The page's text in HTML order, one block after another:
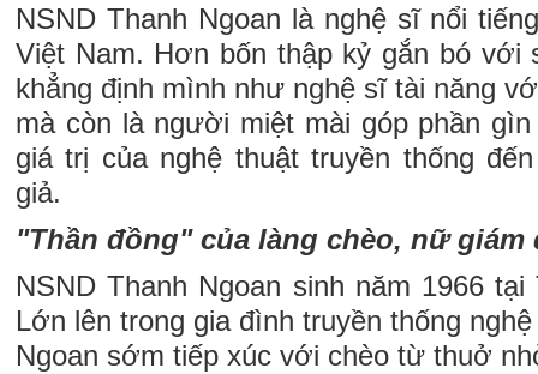
NSND Thanh Ngoan là nghệ sĩ nổi
Việt Nam. Hơn bốn thập kỷ gắn bó với
khẳng định mình như nghệ sĩ tài năng
mà còn là người miệt mài góp phần
giá trị của nghệ thuật truyền thống
giả.
"Thần đồng" của làng chèo, nữ
NSND Thanh Ngoan sinh năm 1966
Lớn lên trong gia đình truyền thống
Ngoan sớm tiếp xúc với chèo từ thuở